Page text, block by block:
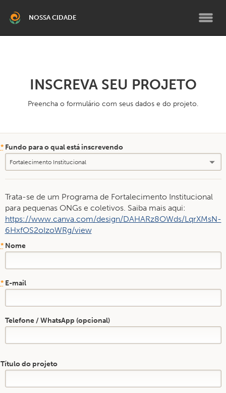
NOSSA CIDADE
RMBH SUL
TEMÁTICO
Climático RMBH
Programa de Bolsas para
Líderes Comunitários
INSCREVA SEU PROJETO
Preencha o formulário com seus dados e do projeto.
*Fundo para o qual está inscrevendo
Trata-se de um Programa de Fortalecimento Institucional
para pequenas ONGs e coletivos. Saiba mais aqui:
https://www.canva.com/design/DAHARz8OWds/LqrXMsN-
6HxfOS2oIzoWRg/view
*Nome
*E-mail
Telefone / WhatsApp (opcional)
Título do projeto